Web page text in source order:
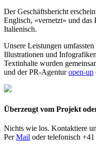
Der Geschäftsbericht
Englisch, «vernetzt» und das
Italienisch.
Unsere Leistungen
Illustrationen und
Textinhalte wurden
und der PR-Agenturopen-up
Überzeugt vom Projekt
Nichts wie los. Kontaktiere
PerMail oder telefonisch